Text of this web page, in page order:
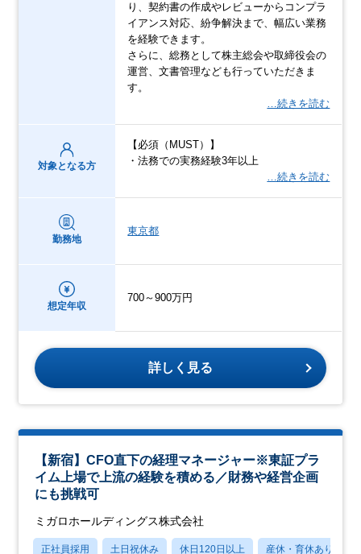
り、契約書の作成やレビューからコンプラ
イアンス対応、紛争解決まで、幅広い業務
を経験できます。
さらに、総務として株主総会や取締役会の
運営、文書管理なども行っていただきま
す。
…続きを読む
対象となる方
【必須（MUST）】
・法務での実務経験3年以上
…続きを読む
勤務地
東京都
想定年収
700～900万円
詳しく見る
【新宿】CFO直下の経理マネージャー※東証プラ
イム上場で上流の経験を積める／財務や経営企画
にも挑戦可
ミガロホールディングス株式会社
正社員採用 土日祝休み 休日120日以上 産休・育休あり